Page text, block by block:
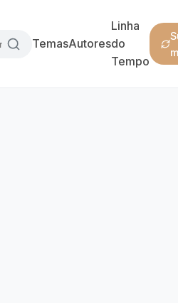
TemasAutores
Linha
do
Tempo